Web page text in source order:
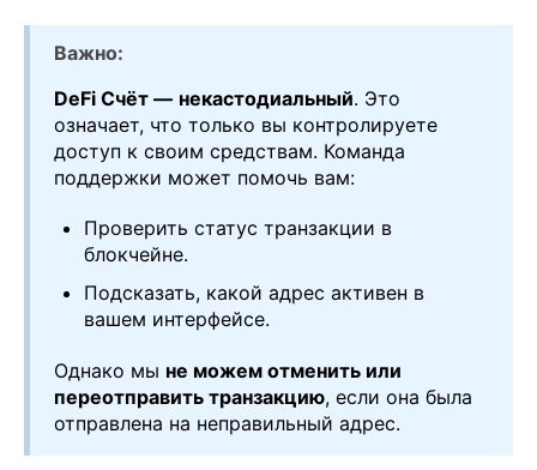
Важно:
DeFi Счёт — некастодиальный. Это
означает, что только вы контролируете
доступ к своим средствам. Команда
поддержки может помочь вам:
Проверить статус транзакции в
блокчейне.
Подсказать, какой адрес активен в
вашем интерфейсе.
Однако мы не можем отменить или
переотправить транзакцию, если она была
отправлена на неправильный адрес.